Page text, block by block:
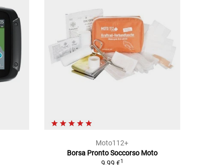
Moto112+
Borsa Pronto Soccorso Moto
9,99 €1